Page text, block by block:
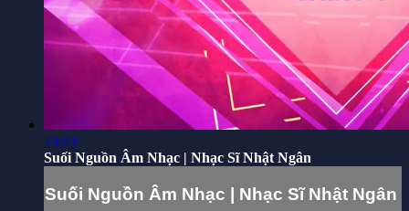
23:43
Suối Nguồn Âm Nhạc | Nhạc Sĩ Nhật Ngân
Suối Nguồn Âm Nhạc | Nhạc Sĩ Nhật Ngân